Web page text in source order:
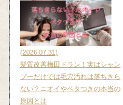
(2026.07.31)
髪質改善梅田ドラン！実はシャン
プーだけでは毛穴汚れは落ちきら
ない？ニオイやベタつきの本当の
原因とは